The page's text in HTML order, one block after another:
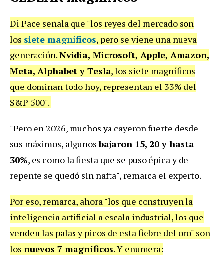
Di Pace señala que "los reyes del mercado son
los siete magníficos, pero se viene una nueva
generación.Nvidia, Microsoft, Apple, Amazon,
Meta, Alphabet y Tesla, los siete magníficos
que dominan todo hoy, representan el 33% del
S&P 500".
"Pero en 2026, muchos ya cayeron fuerte desde
sus máximos, algunosbajaron 15, 20 y hasta
30%, es como la fiesta que se puso épica y de
repente se quedó sin nafta", remarca el experto.
Por eso, remarca, ahora "los que construyen la
inteligencia artificial a escala industrial, los que
venden las palas y picos de esta fiebre del oro" son
los nuevos 7 magníficos. Y enumera: